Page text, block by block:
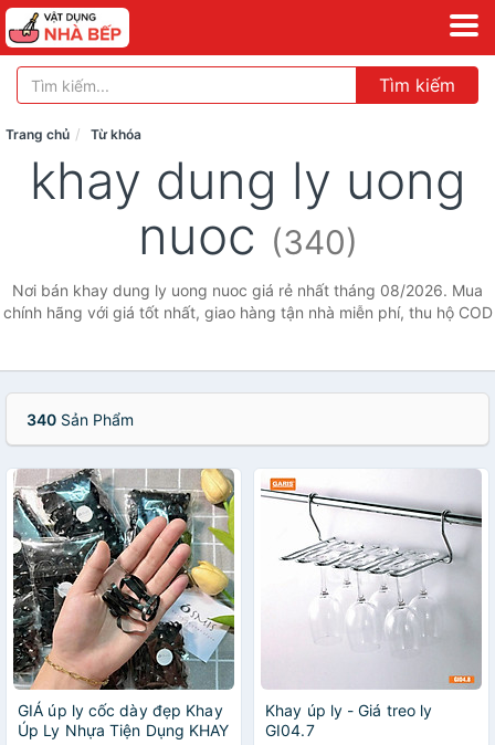
Tìm kiếm
Trang chủ Từ khóa
khay dung ly uong
nuoc (340)
Nơi bán khay dung ly uong nuoc giá rẻ nhất tháng 08/2026. Mua
chính hãng với giá tốt nhất, giao hàng tận nhà miễn phí, thu hộ COD
340 Sản Phẩm
GIÁ úp ly cốc dày đẹp Khay
Úp Ly Nhựa Tiện Dụng KHAY
Khay úp ly - Giá treo ly
GI04.7